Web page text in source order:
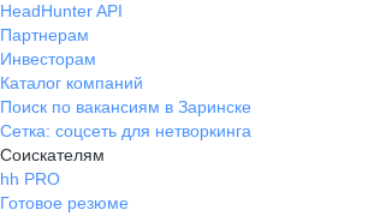
HeadHunter API
Партнерам
Инвесторам
Каталог компаний
Поиск по вакансиям в Заринске
Сетка: соцсеть для нетворкинга
Соискателям
hh PRO
Готовое резюме